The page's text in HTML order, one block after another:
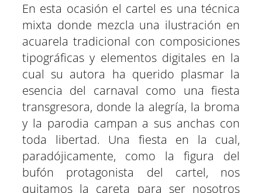
En esta ocasión el cartel es una técnica
mixta donde mezcla una ilustración en
acuarela tradicional con composiciones
tipográficas y elementos digitales en la
cual su autora ha querido plasmar la
esencia del carnaval como una fiesta
transgresora, donde la alegría, la broma
y la parodia campan a sus anchas con
toda libertad. Una fiesta en la cual,
paradójicamente, como la figura del
bufón protagonista del cartel, nos
quitamos la careta para ser nosotros